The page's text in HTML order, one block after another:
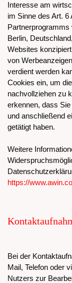
Interesse am
im Sinne des Art. 6
Partnerprogramms
Berlin,
Websites
von
verdient werden
Cookies ein, um
nachvollziehen zu
erkennen, dass
und anschließend
getätigt haben.
Weitere
https://
Bei der
Mail, Telefon oder
Nutzers zur